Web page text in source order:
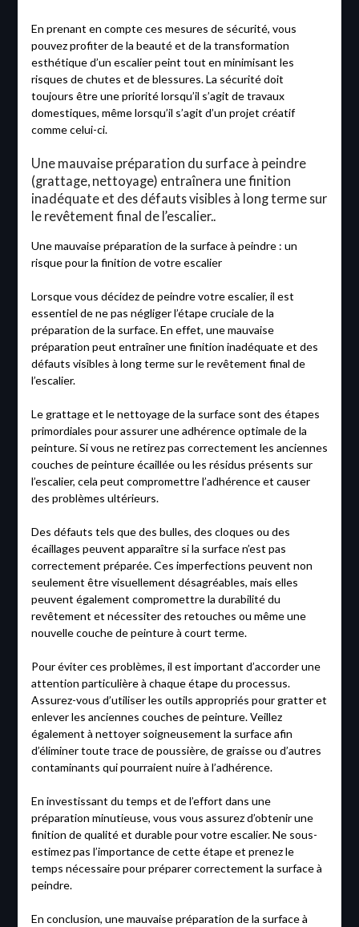
En prenant en compte ces mesures de sécurité, vous
pouvez profiter de la beauté et de la transformation
esthétique d’un escalier peint tout en minimisant les
risques de chutes et de blessures. La sécurité doit
toujours être une priorité lorsqu’il s’agit de travaux
domestiques, même lorsqu’il s’agit d’un projet créatif
comme celui-ci.
Une mauvaise préparation du surface à peindre
(grattage, nettoyage) entraînera une finition
inadéquate et des défauts visibles à long terme sur
le revêtement final de l’escalier..
Une mauvaise préparation de la surface à peindre : un
risque pour la finition de votre escalier
Lorsque vous décidez de peindre votre escalier, il est
essentiel de ne pas négliger l’étape cruciale de la
préparation de la surface. En effet, une mauvaise
préparation peut entraîner une finition inadéquate et des
défauts visibles à long terme sur le revêtement final de
l’escalier.
Le grattage et le nettoyage de la surface sont des étapes
primordiales pour assurer une adhérence optimale de la
peinture. Si vous ne retirez pas correctement les anciennes
couches de peinture écaillée ou les résidus présents sur
l’escalier, cela peut compromettre l’adhérence et causer
des problèmes ultérieurs.
Des défauts tels que des bulles, des cloques ou des
écaillages peuvent apparaître si la surface n’est pas
correctement préparée. Ces imperfections peuvent non
seulement être visuellement désagréables, mais elles
peuvent également compromettre la durabilité du
revêtement et nécessiter des retouches ou même une
nouvelle couche de peinture à court terme.
Pour éviter ces problèmes, il est important d’accorder une
attention particulière à chaque étape du processus.
Assurez-vous d’utiliser les outils appropriés pour gratter et
enlever les anciennes couches de peinture. Veillez
également à nettoyer soigneusement la surface afin
d’éliminer toute trace de poussière, de graisse ou d’autres
contaminants qui pourraient nuire à l’adhérence.
En investissant du temps et de l’effort dans une
préparation minutieuse, vous vous assurez d’obtenir une
finition de qualité et durable pour votre escalier. Ne sous-
estimez pas l’importance de cette étape et prenez le
temps nécessaire pour préparer correctement la surface à
peindre.
En conclusion, une mauvaise préparation de la surface à